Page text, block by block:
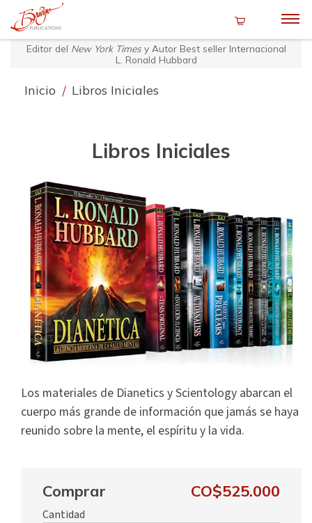
Editor del New York Timesy Autor Best seller Internacional
L. Ronald Hubbard
Inicio / Libros Iniciales
Libros Iniciales
Los materiales de Dianetics y Scientology abarcan el
cuerpo más grande de información que jamás se haya
reunido sobre la mente, el espíritu y la vida.
Comprar CO$525.000
Cantidad